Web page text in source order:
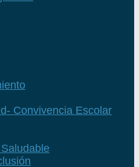
Convivencia Escolar